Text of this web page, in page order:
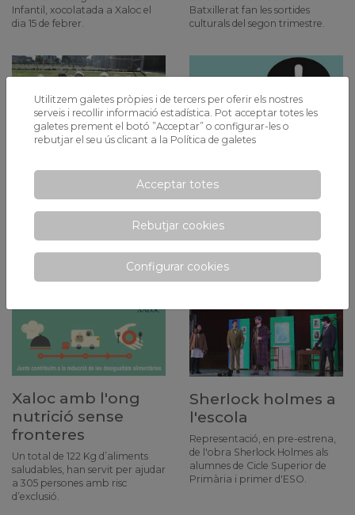
Infantil, xocolatada a Xaloc el
dia 15 de febrer.
Batxillerat fan les sortides
culturals del segon trimestre.
Torna la coral de
xaloc
Torna aquesta activitat lúdico-
Comença l'escola
de pares
El 3, 10, 17 de febrer i el 3, 10, 17
de març Inscripcions Obertes
Xaloc amb l'ong
nutrició sense
fronteres
Un total de 122 Kg d’aliments
saludables, han servit per ajudar
a 305 persones amb risc
d’exclusió.
Sherlock holmes a
l'escola
Representació, en pre-estrena,
de l'obra Sherlock Holmes als
alumnes de Cicle Superior de
Primària i primer d'ESO.
Utilitzem galetes pròpies i de tercers per oferir els nostres
serveis i recollir informació estadística. Pot acceptar totes les
galetes prement el botó ”Acceptar” o configurar-les o
rebutjar el seu ús clicant a la Política de galetes
Acceptar totes
Rebutjar cookies
Configurar cookies